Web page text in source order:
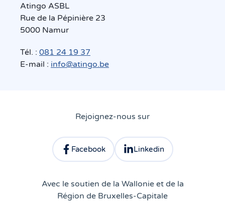
Atingo ASBL
Rue de la Pépinière 23
5000 Namur
Tél. : 081 24 19 37
E-mail : info@atingo.be
Rejoignez-nous sur
Facebook
Consulter le profil facebook d'Atingo
Linkedin
Consulter le profil linkedin
Avec le soutien de la Wallonie et de la
Région de Bruxelles-Capitale